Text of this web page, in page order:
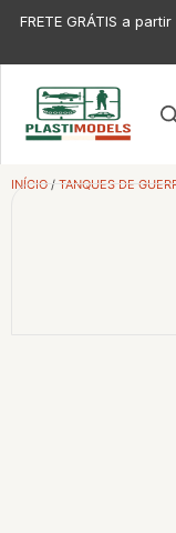
FRETE GRÁTIS a
INÍCIO / TANQUES DE